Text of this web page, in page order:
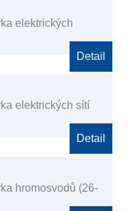
elektrických
Detail
elektrických sítí
Detail
hromosvodů (26-